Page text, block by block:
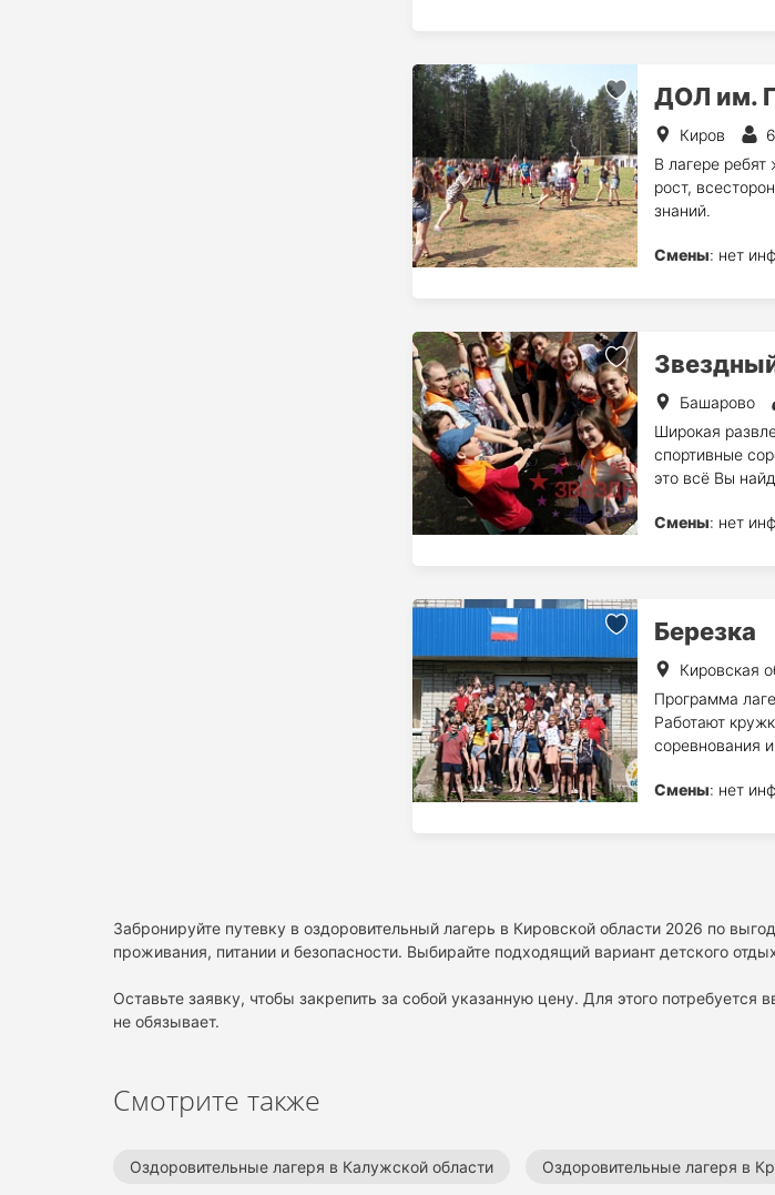
ДОЛ им.
Киров
В лагере
рост,
знаний.
Смены: нет
Башарово
Широкая
спортивные
это всё Вы
Смены: нет
Березка
Кировская
Программа
Работают
соревнования
Смены: нет
Забронируйте путевку в оздоровительный лагерь в Кировской области 2026 по
проживания, питании и безопасности. Выбирайте подходящий вариант детского
Оставьте заявку, чтобы закрепить за собой указанную цену. Для этого
не обязывает.
Смотрите также
Оздоровительные лагеря в Калужской области Оздоровительные лагеря в